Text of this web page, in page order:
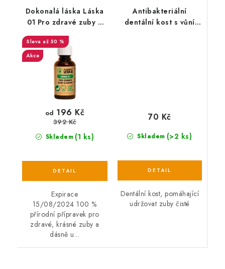
Dokonalá láska Láska
01 Pro zdravé zuby a
až 50 %
Akce
Skladem (1 ks)
od 196 Kč
392 Kč
Expirace
15/08/2024 100 %
přírodní přípravek pro
zdravé, krásné zuby a
dásně u...
Antibakteriální
dentální kost s vůní
Skladem (>2 ks)
70 Kč
Dentální kost, pomáhající
udržovat zuby čisté